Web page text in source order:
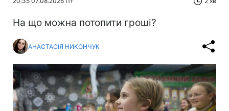
На що можна потопити гроші?
АНАСТАСІЯ НИКОНЧУК